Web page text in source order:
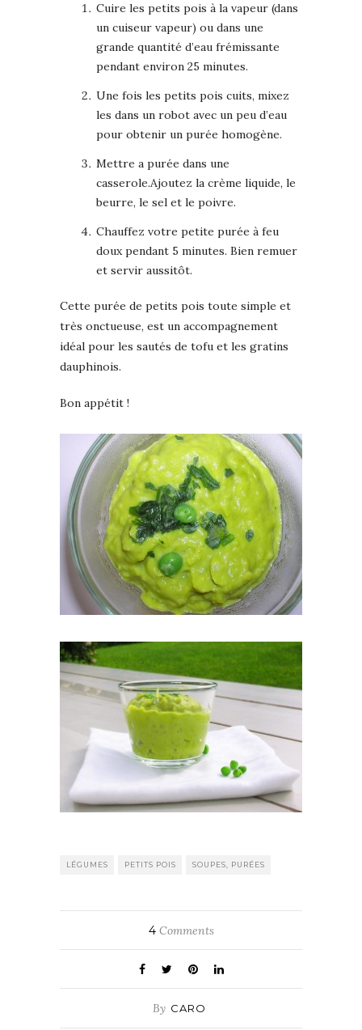
Cuire les petits pois à la vapeur (dans
un cuiseur vapeur) ou dans une
grande quantité d’eau frémissante
pendant environ 25 minutes.
Une fois les petits pois cuits, mixez
les dans un robot avec un peu d’eau
pour obtenir un purée homogène.
Mettre a purée dans une
casserole.Ajoutez la crème liquide, le
beurre, le sel et le poivre.
Chauffez votre petite purée à feu
doux pendant 5 minutes. Bien remuer
et servir aussitôt.
Cette purée de petits pois toute simple et
très onctueuse, est un accompagnement
idéal pour les sautés de tofu et les gratins
dauphinois.
Bon appétit !
LÉGUMES PETITS POIS SOUPES, PURÉES
4Comments
By CARO